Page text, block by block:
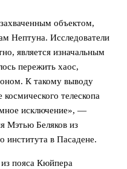
объектом,
Нептуна. Исследователи
является изначальным
пережить хаос,
К такому выводу
телескопа
исключение», —
Мэтью Беляков из
института в Пасадене.
пояса Кюйпера